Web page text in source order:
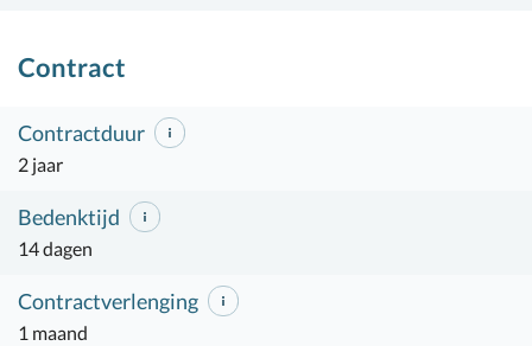
Contract
Contractduur
2 jaar
Bedenktijd
14 dagen
Contractverlenging
1 maand